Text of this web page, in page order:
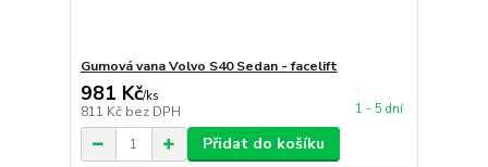
Gumová vana Volvo S40 Sedan - facelift
981 Kč/ks
811 Kč bez DPH 1 - 5 dní
Přidat do košíku